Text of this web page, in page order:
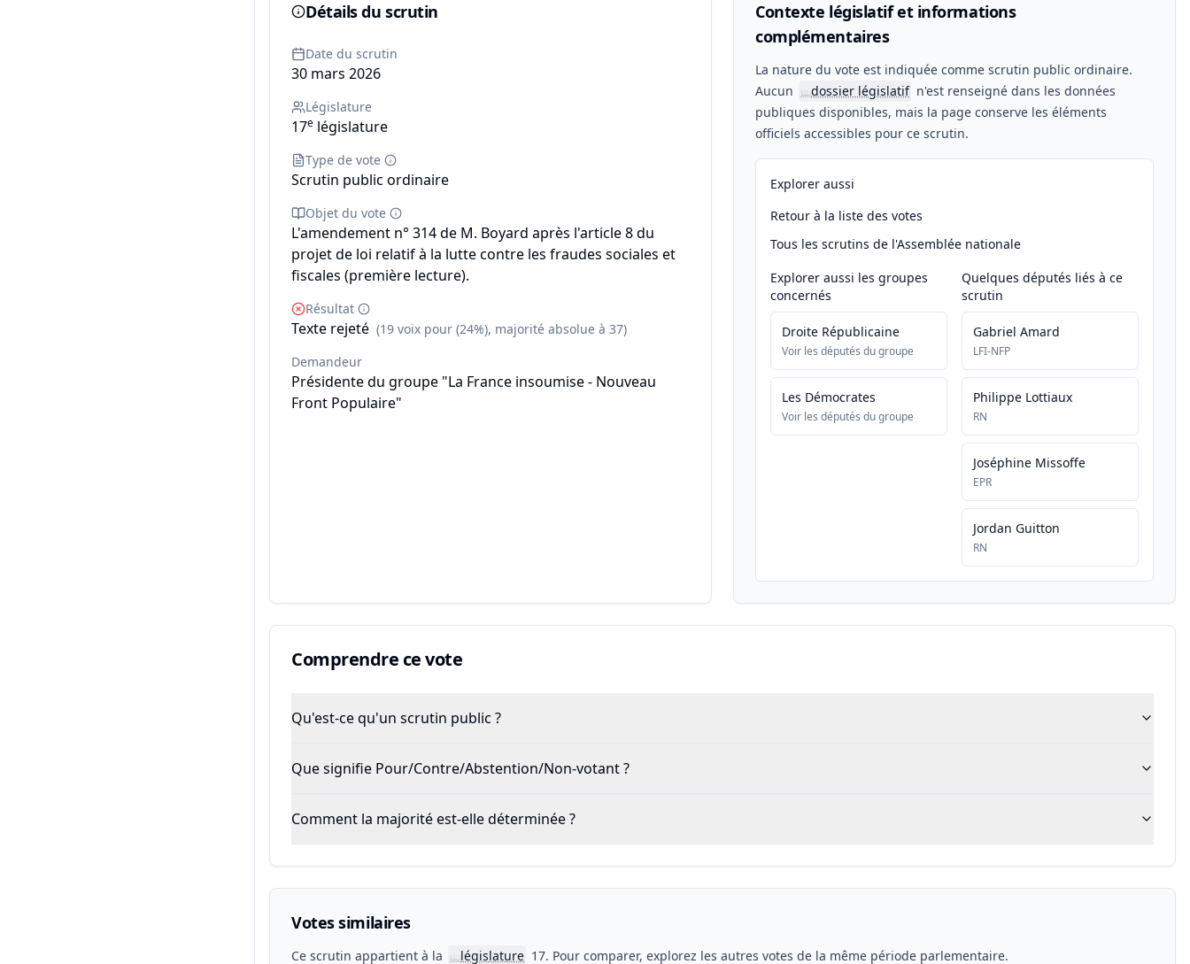
Détails du scrutin
Date du scrutin
30 mars 2026
Législature
17e législature
Type de vote
Scrutin public ordinaire
Objet du vote
L'amendement n° 314 de M. Boyard après l'article 8 du
projet de loi relatif à la lutte contre les fraudes sociales et
fiscales (première lecture).
Résultat
Texte rejeté (19 voix pour (24%), majorité absolue à 37)
Demandeur
Présidente du groupe "La France insoumise - Nouveau
Front Populaire"
Contexte législatif et informations
complémentaires
La nature du vote est indiquée comme scrutin public ordinaire.
Aucun
📖dossier législatif n'est renseigné dans les données
publiques disponibles, mais la page conserve les éléments
officiels accessibles pour ce scrutin.
Explorer aussi
Retour à la liste des votes
Tous les scrutins de l'Assemblée nationale
Explorer aussi les groupes
concernés
Droite Républicaine
Voir les députés du groupe
Les Démocrates
Voir les députés du groupe
Quelques députés liés à ce
scrutin
Gabriel Amard
LFI-NFP
Philippe Lottiaux
RN
Joséphine Missoffe
EPR
Jordan Guitton
RN
Comprendre ce vote
Qu'est-ce qu'un scrutin public ?
Que signifie Pour/Contre/Abstention/Non-votant ?
Comment la majorité est-elle déterminée ?
Votes similaires
Ce scrutin appartient à la 📖législature 17. Pour comparer, explorez les autres votes de la même période parlementaire.